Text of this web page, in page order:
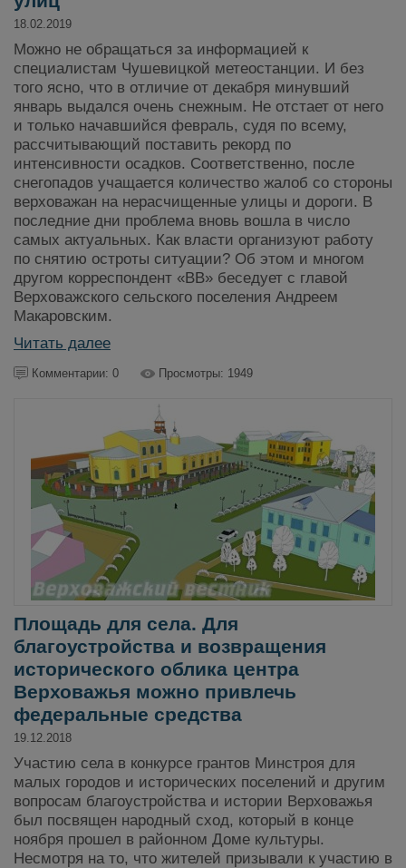
18.02.2019
Можно не обращаться за информацией к
специалистам Чушевицкой метеостанции. И без
того ясно, что в отличие от декабря минувший
январь выдался очень снежным. Не отстает от него
и только начавшийся февраль, судя по всему,
рассчитывающий поставить рекорд по
интенсивности осадков. Соответственно, после
снегопадов учащается количество жалоб со стороны
верховажан на нерасчищенные улицы и дороги. В
последние дни проблема вновь вошла в число
самых актуальных. Как власти организуют работу
по снятию остроты ситуации? Об этом и многом
другом корреспондент «ВВ» беседует с главой
Верховажского сельского поселения Андреем
Макаровским.
Читать далее
Комментарии: 0 Просмотры: 1949
Площадь для села. Для
благоустройства и возвращения
исторического облика центра
Верховажья можно привлечь
федеральные средства
19.12.2018
Участию села в конкурсе грантов Минстроя для
малых городов и исторических поселений и другим
вопросам благоустройства и истории Верховажья
был посвящен народный сход, который в конце
ноября прошел в районном Доме культуры.
Несмотря на то, что жителей призывали к участию в